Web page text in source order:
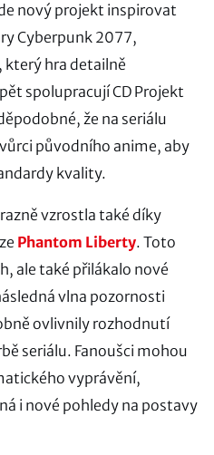
nový projekt inspirovat
Cyberpunk 2077,
který hra detailně
spolupracují CD Projekt
že na seriálu
původního anime, aby
kvality.
vzrostla také díky
Phantom Liberty. Toto
ale také přilákalo nové
vlna pozornosti
ovlivnily rozhodnutí
seriálu. Fanoušci mohou
vyprávění,
i nové pohledy na postavy